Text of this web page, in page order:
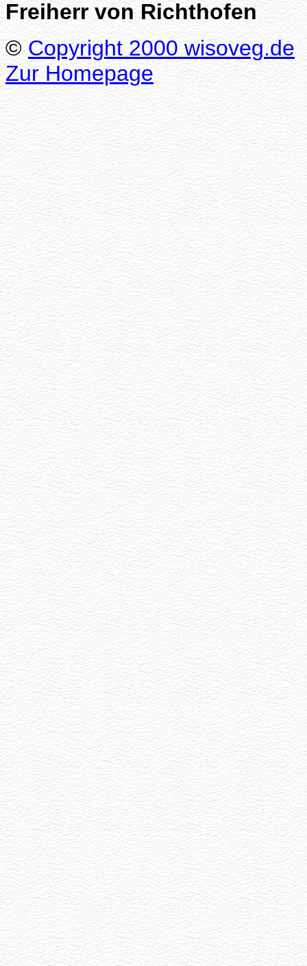
Freiherr von Richthofen
© Copyright 2000 wisoveg.de
Zur Homepage